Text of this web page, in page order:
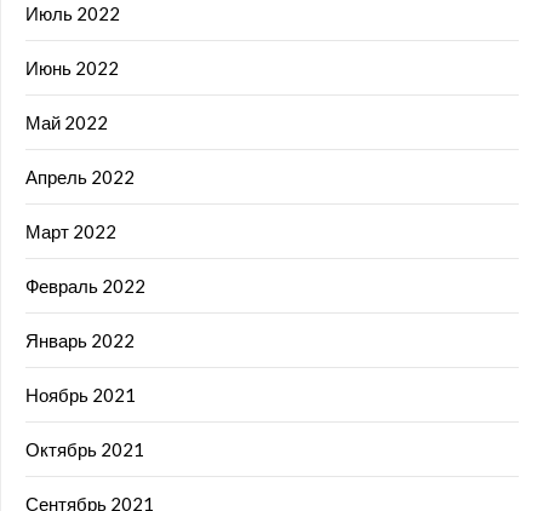
Июль 2022
Июнь 2022
Май 2022
Апрель 2022
Март 2022
Февраль 2022
Январь 2022
Ноябрь 2021
Октябрь 2021
Сентябрь 2021